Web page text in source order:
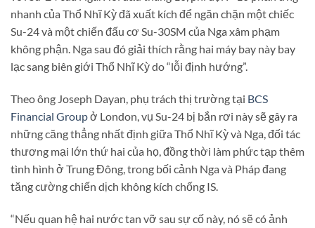
nhanh của Thổ Nhĩ Kỳ đã xuất kích để ngăn chặn một chiếc
Su-24 và một chiến đấu cơ Su-30SM của Nga xâm phạm
không phận. Nga sau đó giải thích rằng hai máy bay này bay
lạc sang biên giới Thổ Nhĩ Kỳ do “lỗi định hướng”.
Theo ông Joseph Dayan, phụ trách thị trường tại BCS
Financial Groupở London, vụ Su-24 bị bắn rơi này sẽ gây ra
những căng thẳng nhất định giữa Thổ Nhĩ Kỳ và Nga, đối tác
thương mại lớn thứ hai của họ, đồng thời làm phức tạp thêm
tình hình ở Trung Đông, trong bối cảnh Nga và Pháp đang
tăng cường chiến dịch không kích chống IS.
“Nếu quan hệ hai nước tan vỡ sau sự cố này, nó sẽ có ảnh